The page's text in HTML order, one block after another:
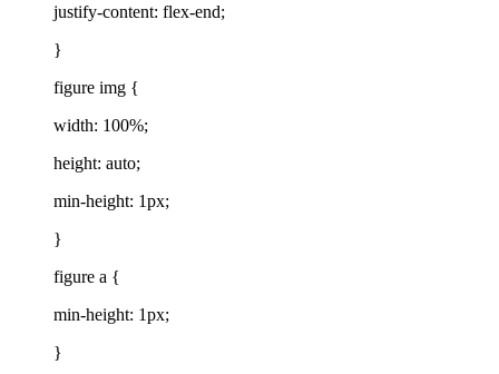
justify-content: flex-end;
}
figure img {
width: 100%;
height: auto;
min-height: 1px;
}
figure a {
min-height: 1px;
}